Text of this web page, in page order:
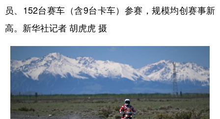
多语种频道
Español
Русский язык 日本語 한국어
Deutsch Português
员、152台赛车（含9台卡车）参赛，规模均创赛事新
高。新华社记者 胡虎虎 摄